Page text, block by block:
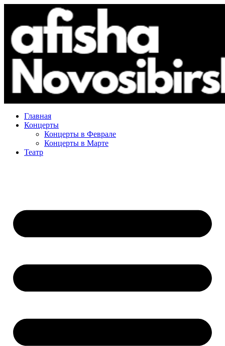
Главная
Концерты
Концерты в Феврале
Концерты в Марте
Театр